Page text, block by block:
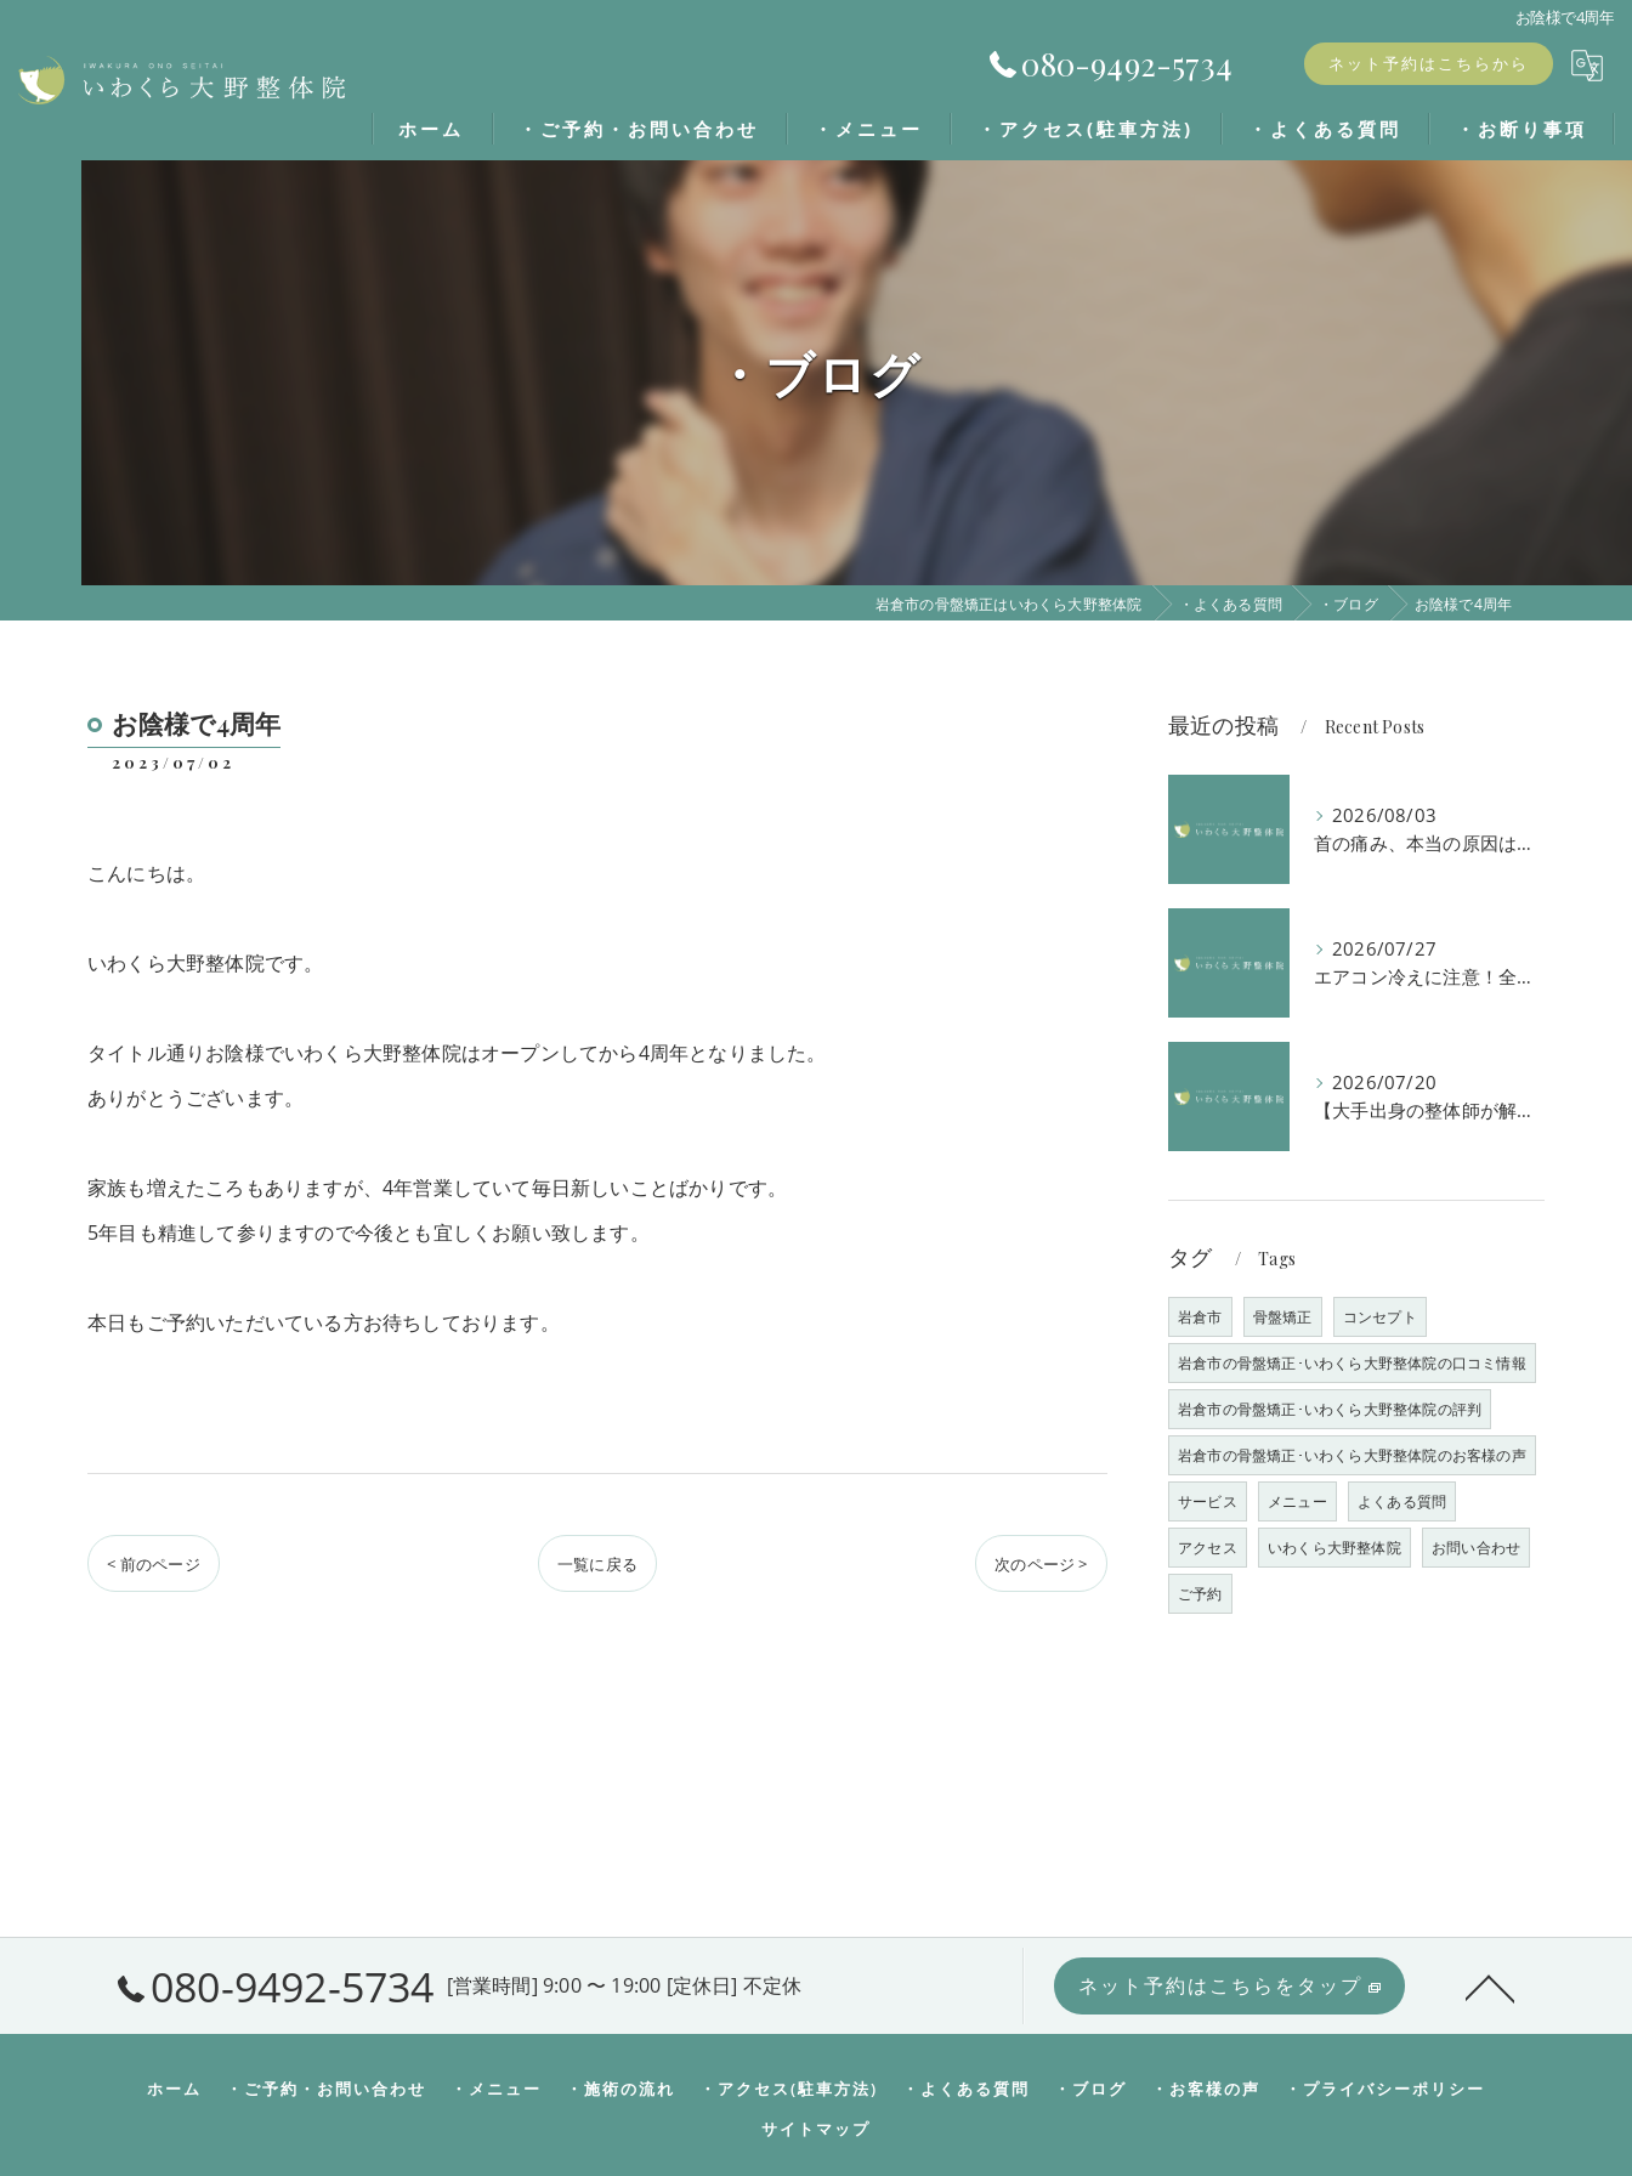
お陰様で4周年
080-9492-5734 ネット予約はこちらから
ホーム ・ご予約・お問い合わせ ・メニュー
・施術の流れ
・定期割/回数券
・アクセス(駐車方法) ・よくある質問
・ブログ
・お客様の声
・お断り事項
・ブログ
岩倉市の骨盤矯正はいわくら大野整体院 ・よくある質問 ・ブログ お陰様で4周年
お陰様で4周年
2023/07/02
こんにちは。
いわくら大野整体院です。
タイトル通りお陰様でいわくら大野整体院はオープンしてから4周年となりました。
ありがとうございます。
家族も増えたころもありますが、4年営業していて毎日新しいことばかりです。
5年目も精進して参りますので今後とも宜しくお願い致します。
本日もご予約いただいている方お待ちしております。
< 前のページ 一覧に戻る 次のページ >
最近の投稿 Recent Posts
2026/08/03
首の痛み、本当の原因は「首」ではないかもしれません
2026/07/27
エアコン冷えに注意！全身の倦怠感や首肩凝りを解消する方法
2026/07/20
【大手出身の整体師が解説】なぜ「強揉み」は体に良くないのか？
タグ Tags
岩倉市 骨盤矯正 コンセプト
岩倉市の骨盤矯正･いわくら大野整体院の口コミ情報
岩倉市の骨盤矯正･いわくら大野整体院の評判
岩倉市の骨盤矯正･いわくら大野整体院のお客様の声
サービス メニュー よくある質問
アクセス いわくら大野整体院 お問い合わせ
ご予約
080-9492-5734 [営業時間] 9:00 〜 19:00 [定休日] 不定休 ネット予約はこちらをタップ
ホーム ・ご予約・お問い合わせ ・メニュー ・施術の流れ ・アクセス(駐車方法) ・よくある質問 ・ブログ ・お客様の声
・プライバシーポリシー
サイトマップ